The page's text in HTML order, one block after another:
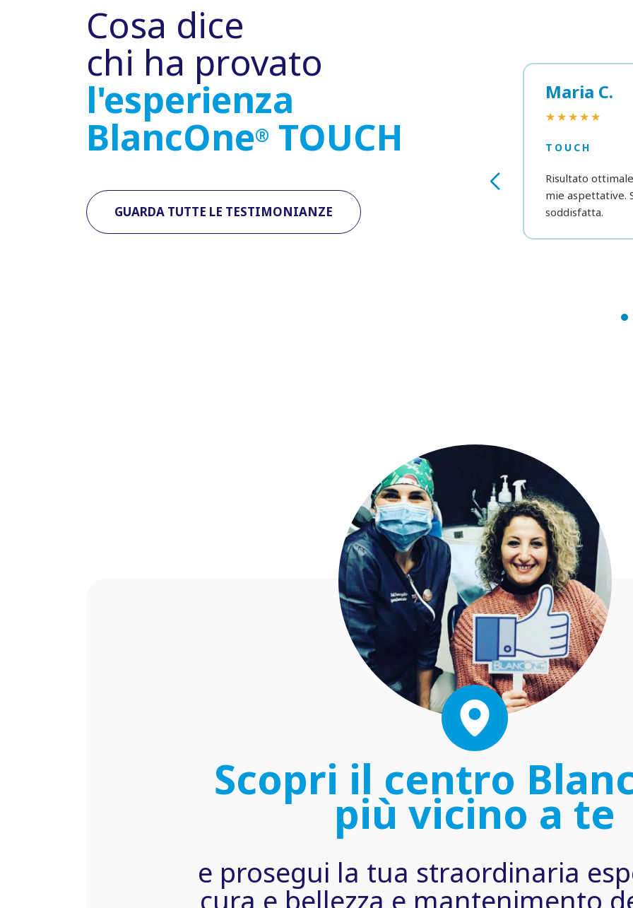
Cosa dice
chi ha provato
l'esperienza
BlancOne® TOUCH
GUARDA TUTTE LE TESTIMONIANZE
Maria C.
★★★★★
TOUCH
Risultato
mie aspettative.
soddisfatta.
Scopri il centro
più vicino a te
e prosegui la tua straordinaria
cura e bellezza e mantenimento